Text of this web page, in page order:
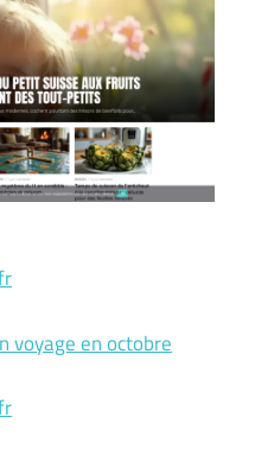
voyage en octobre